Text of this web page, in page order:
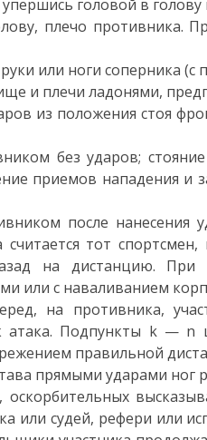
головой в
плечо противника.
руки или ноги соперника
и плечи ладонями,
из положения стоя
без ударов;
приемов нападения и
после
тот
на дистанцию. При
или с наваливанием
на противника,
атака. Подпункты k — n
правильной
прямыми ударами ног
оскорбительных
или судей, рефери или